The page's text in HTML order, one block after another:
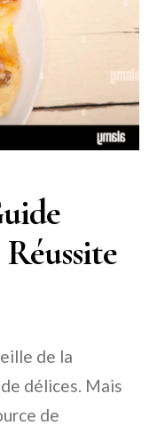
de la
délices. Mais
de